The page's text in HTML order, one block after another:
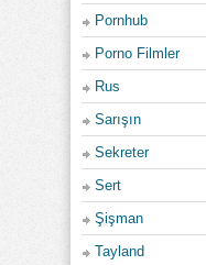
Pornhub
Porno Filmler
Rus
Sarışın
Sekreter
Sert
Şişman
Tayland